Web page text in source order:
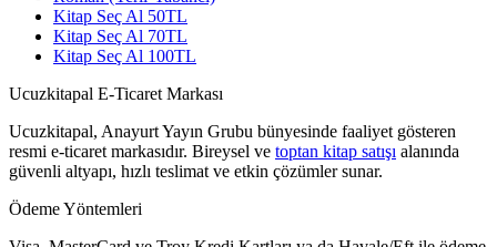
Kitap Seç Al 50TL
Kitap Seç Al 70TL
Kitap Seç Al 100TL
Ucuzkitapal E-Ticaret Markası
Ucuzkitapal, Anayurt Yayın Grubu bünyesinde faaliyet gösteren
resmi e-ticaret markasıdır. Bireysel ve toptan kitap satışı alanında
güvenli altyapı, hızlı teslimat ve etkin çözümler sunar.
Ödeme Yöntemleri